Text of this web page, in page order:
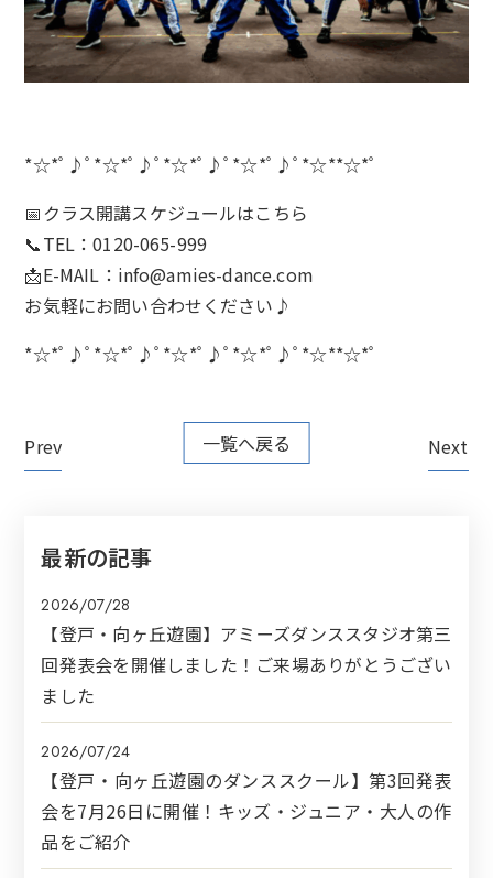
*☆*ﾟ♪ﾟ*☆*ﾟ♪ﾟ*☆*ﾟ♪ﾟ*☆*ﾟ♪ﾟ*☆**☆*ﾟ
📅クラス開講スケジュールはこちら
📞TEL：0120-065-999
📩E-MAIL： info@amies-dance.com
お気軽にお問い合わせください♪
*☆*ﾟ♪ﾟ*☆*ﾟ♪ﾟ*☆*ﾟ♪ﾟ*☆*ﾟ♪ﾟ*☆**☆*ﾟ
Prev 一覧へ戻る Next
最新の記事
2026/07/28
【登戸・向ヶ丘遊園】アミーズダンススタジオ第三
回発表会を開催しました！ご来場ありがとうござい
ました
2026/07/24
【登戸・向ヶ丘遊園のダンススクール】第3回発表
会を7月26日に開催！キッズ・ジュニア・大人の作
品をご紹介